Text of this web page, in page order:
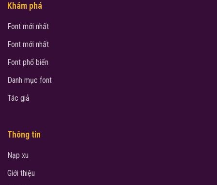
Khám phá
Font mới nhất
Font mới nhất
Font phổ biến
Danh mục font
Tác giả
Thông tin
Nạp xu
Giới thiệu